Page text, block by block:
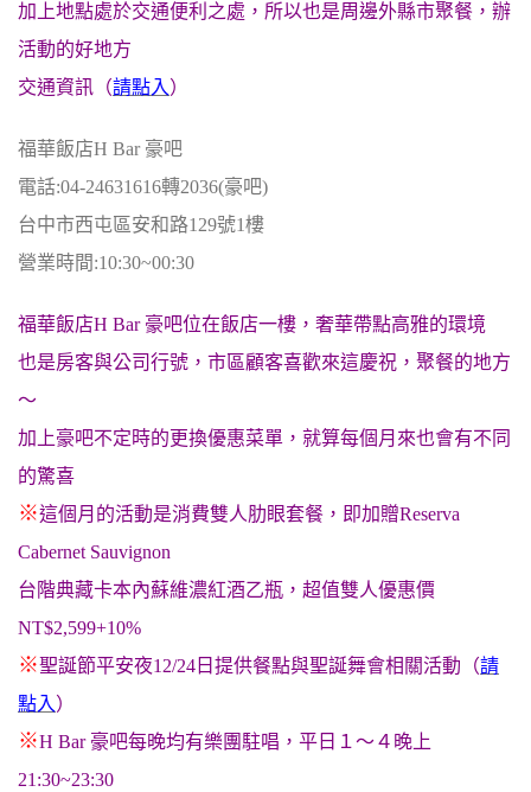
加上地點處於交通便利之處，所以也是周邊外縣市聚餐，辦
活動的好地方
交通資訊（請點入 ）
福華飯店H Bar 豪吧
電話:04-24631616轉2036(豪吧)
台中市西屯區安和路129號1樓
營業時間:10:30~00:30
福華飯店H Bar 豪吧位在飯店一樓，奢華帶點高雅的環境
也是房客與公司行號，市區顧客喜歡來這慶祝，聚餐的地方
～
加上豪吧不定時的更換優惠菜單，就算每個月來也會有不同
的驚喜
※這個月的活動是消費雙人肋眼套餐，即加贈Reserva
Cabernet Sauvignon
台階典藏卡本內蘇維濃紅酒乙瓶，超值雙人優惠價
NT$2,599+10%
※聖誕節平安夜12/24日提供餐點與聖誕舞會相關活動（請
點入 ）
※H Bar 豪吧每晚均有樂團駐唱，平日１～４晚上
21:30~23:30